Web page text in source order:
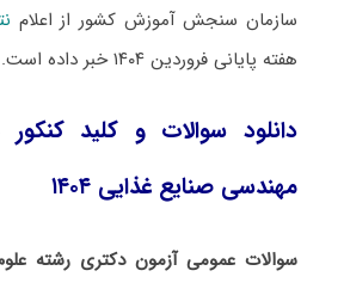
سازمان سنجش آموزش کشور از اعلام
هفته پایانی فروردین ۱۴۰۴ خبر داده است.
دانلود سوالات و کلید
مهندسی صنایع غذایی ۱۴۰۴
سوالات عمومی آزمون دکتری رشته